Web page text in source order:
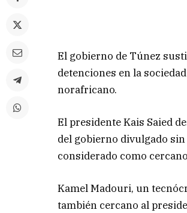
El gobierno de Túnez
detenciones en la
norafricano.
El presidente Kais Saied
del gobierno divulgado
considerado como
Kamel Madouri, un
también cercano al